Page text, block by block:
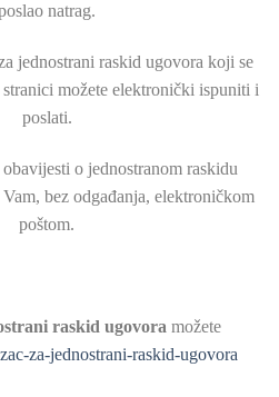
natrag.
jednostrani raskid ugovora koji se
možete elektronički ispuniti i
poslati.
o jednostranom raskidu
bez odgađanja, elektroničkom
poštom.
raskid ugovora možete
za-jednostrani-raskid-ugovora